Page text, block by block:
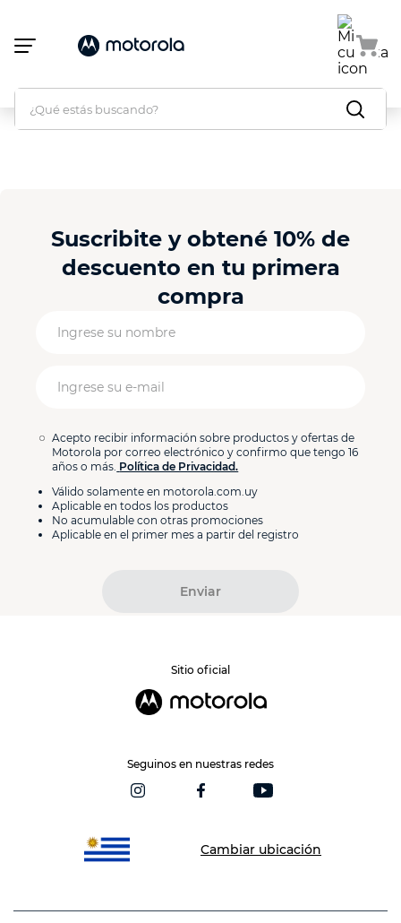
sitio
cuenta
un
sistema
¿Qué estás buscando?
Suscribite y obtené 10% de
descuento en tu primera
compra
Enviar
Acepto recibir información sobre productos y ofertas de
Motorola por correo electrónico y confirmo que tengo 16
años o más. Política de Privacidad.
Válido solamente en motorola.com.uy
Aplicable en todos los productos
No acumulable con otras promociones
Aplicable en el primer mes a partir del registro
Sitio oficial
Seguinos en nuestras redes
Cambiar ubicación